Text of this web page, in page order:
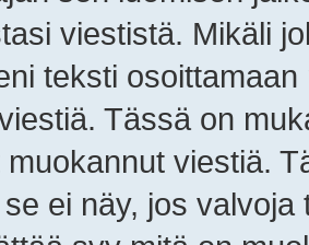
viestistä. Mikäli
teksti
Tässä on
muokannut viestiä.
ei näy, jos